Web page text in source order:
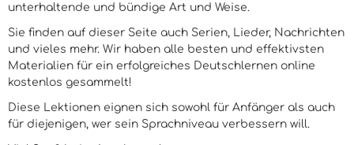
unterhaltende und bündige Art und Weise.
Sie finden auf dieser Seite auch Serien, Lieder, Nachrichten
und vieles mehr. Wir haben alle besten und effektivsten
Materialien für ein erfolgreiches Deutschlernen online
kostenlos gesammelt!
Diese Lektionen eignen sich sowohl für Anfänger als auch
für diejenigen, wer sein Sprachniveau verbessern will.